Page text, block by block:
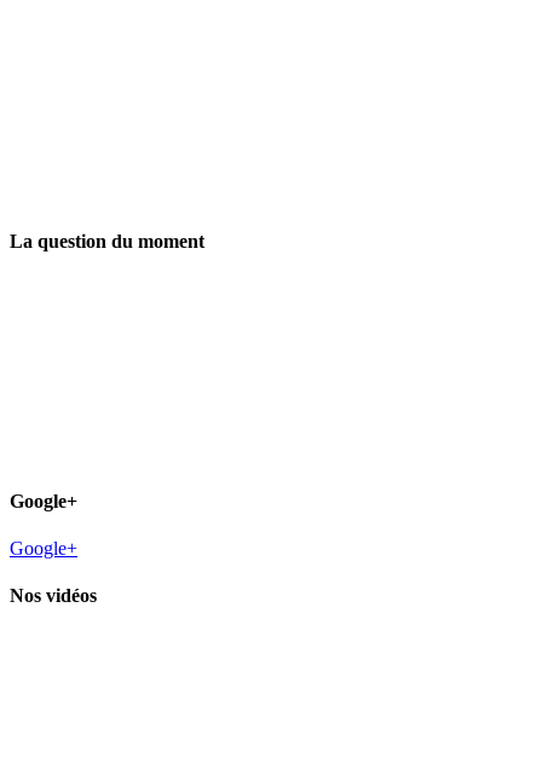
La question du moment
Google+
Google+
Nos vidéos